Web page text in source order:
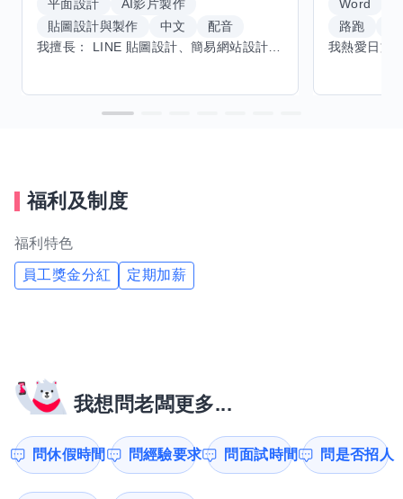
平面設計
AI影片製作
貼圖設計與製作
中文
配音
Word
路跑
福利及制度
福利特色
員工獎金分紅 定期加薪
我想問老闆更多...
問休假時間 問經驗要求 問面試時間 問是否招人